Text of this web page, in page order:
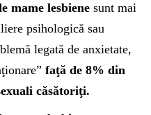
mame lesbiene sunt mai
psihologică sau
legată de anxietate,
faţă de 8% din
căsătoriţi.